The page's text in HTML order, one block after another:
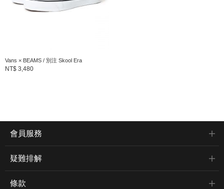
Vans × BEAMS / 別注 Skool Era
NT$ 3,480
會員服務
疑難排解
條款